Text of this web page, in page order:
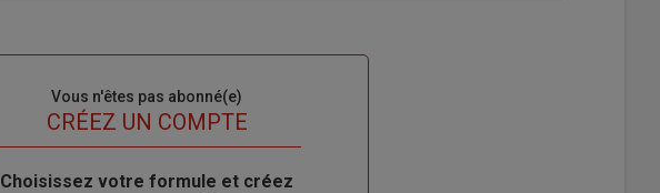
Vous n'êtes pas abonné(e)
TITRECRÉEZ UN COMPTE
Body
Choisissez votre formule et créez